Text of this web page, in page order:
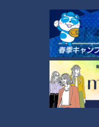
キユーピー３分ク
レシピ紹介
CBCテレビ制作「キユーピ
で放送したレシピ、作り方